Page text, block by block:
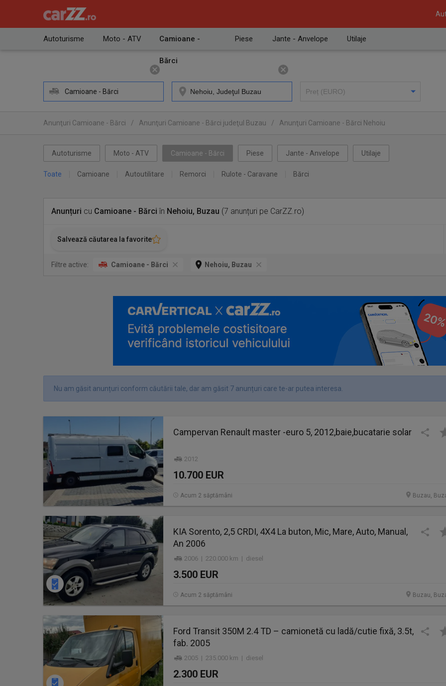
Autoturisme Moto - ATV Camioane -
Bărci
Piese Jante - Anvelope Utilaje
Camioane - Bărci
Anunţuri Camioane - Bărci / Anunţuri Camioane - Bărci judeţul Buzau / Anunţuri Camioane - Bărci Nehoiu
Autoturisme Moto - ATV Camioane - Bărci Piese Jante - Anvelope Utilaje
Toate Camioane Autoutilitare Remorci Rulote - Caravane Bărci
Anunțuri cu Camioane - Bărci în Nehoiu, Buzau (7 anunțuri pe CarZZ.ro)
Salvează căutarea la favorite
Filtre active: Camioane - Bărci Nehoiu, Buzau
Nu am găsit anunțuri conform căutării tale, dar am găsit 7 anunțuri care te-ar putea interesa.
Campervan Renault master -euro 5, 2012,baie,bucatarie solar
2012
10.700 EUR
Buzau,
Acum 2 săptămâni
KIA Sorento, 2,5 CRDI, 4X4 La buton, Mic, Mare, Auto, Manual,
An 2006
2006 | 220.000 km | diesel
3.500 EUR
Buzau,
Acum 2 săptămâni
Ford Transit 350M 2.4 TD – camionetă cu ladă/cutie fixă, 3.5t,
fab. 2005
2005 | 235.000 km | diesel
2.300 EUR